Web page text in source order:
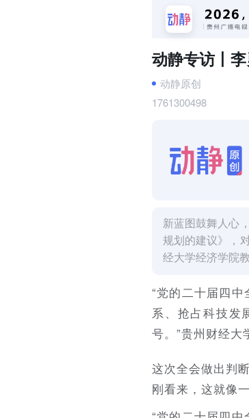
动静专访丨
动静原创
1761300498
新蓝图鼓舞人心
规划的建议》，
经大学经济学院
“党的二十届四
系、抢占科技发
号。”贵州财经大
这次全会做出判
刚看来，这就像